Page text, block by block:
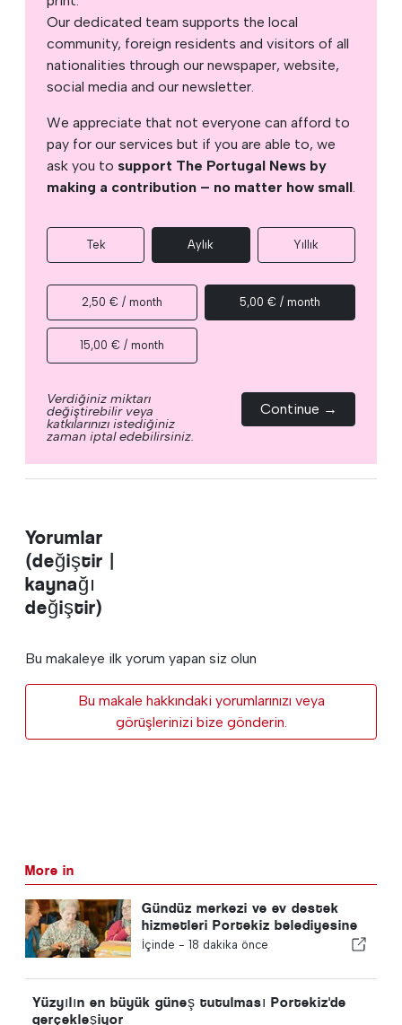
Our dedicated team supports the local
community, foreign residents and visitors of all
nationalities through our newspaper, website,
social media and our newsletter.
We appreciate that not everyone can afford to
pay for our services but if you are able to, we
ask you to support The Portugal News by
making a contribution – no matter how small.
Tek Aylık Yıllık
2,50 € / month 5,00 € / month
15,00 € / month
Verdiğiniz miktarı
değiştirebilir veya
katkılarınızı istediğiniz
zaman iptal edebilirsiniz.
Continue →
Yorumlar
(değiştir |
kaynağı
değiştir)
Bu makaleye ilk yorum yapan siz olun
Bu makale hakkındaki yorumlarınızı veya
görüşlerinizi bize gönderin.
More in
Gündüz merkezi ve ev destek
hizmetleri Portekiz belediyesine
geri dönecek
İçinde - 18 dakika önce
Yüzyılın en büyük güneş tutulması Portekiz'de
gerçekleşiyor